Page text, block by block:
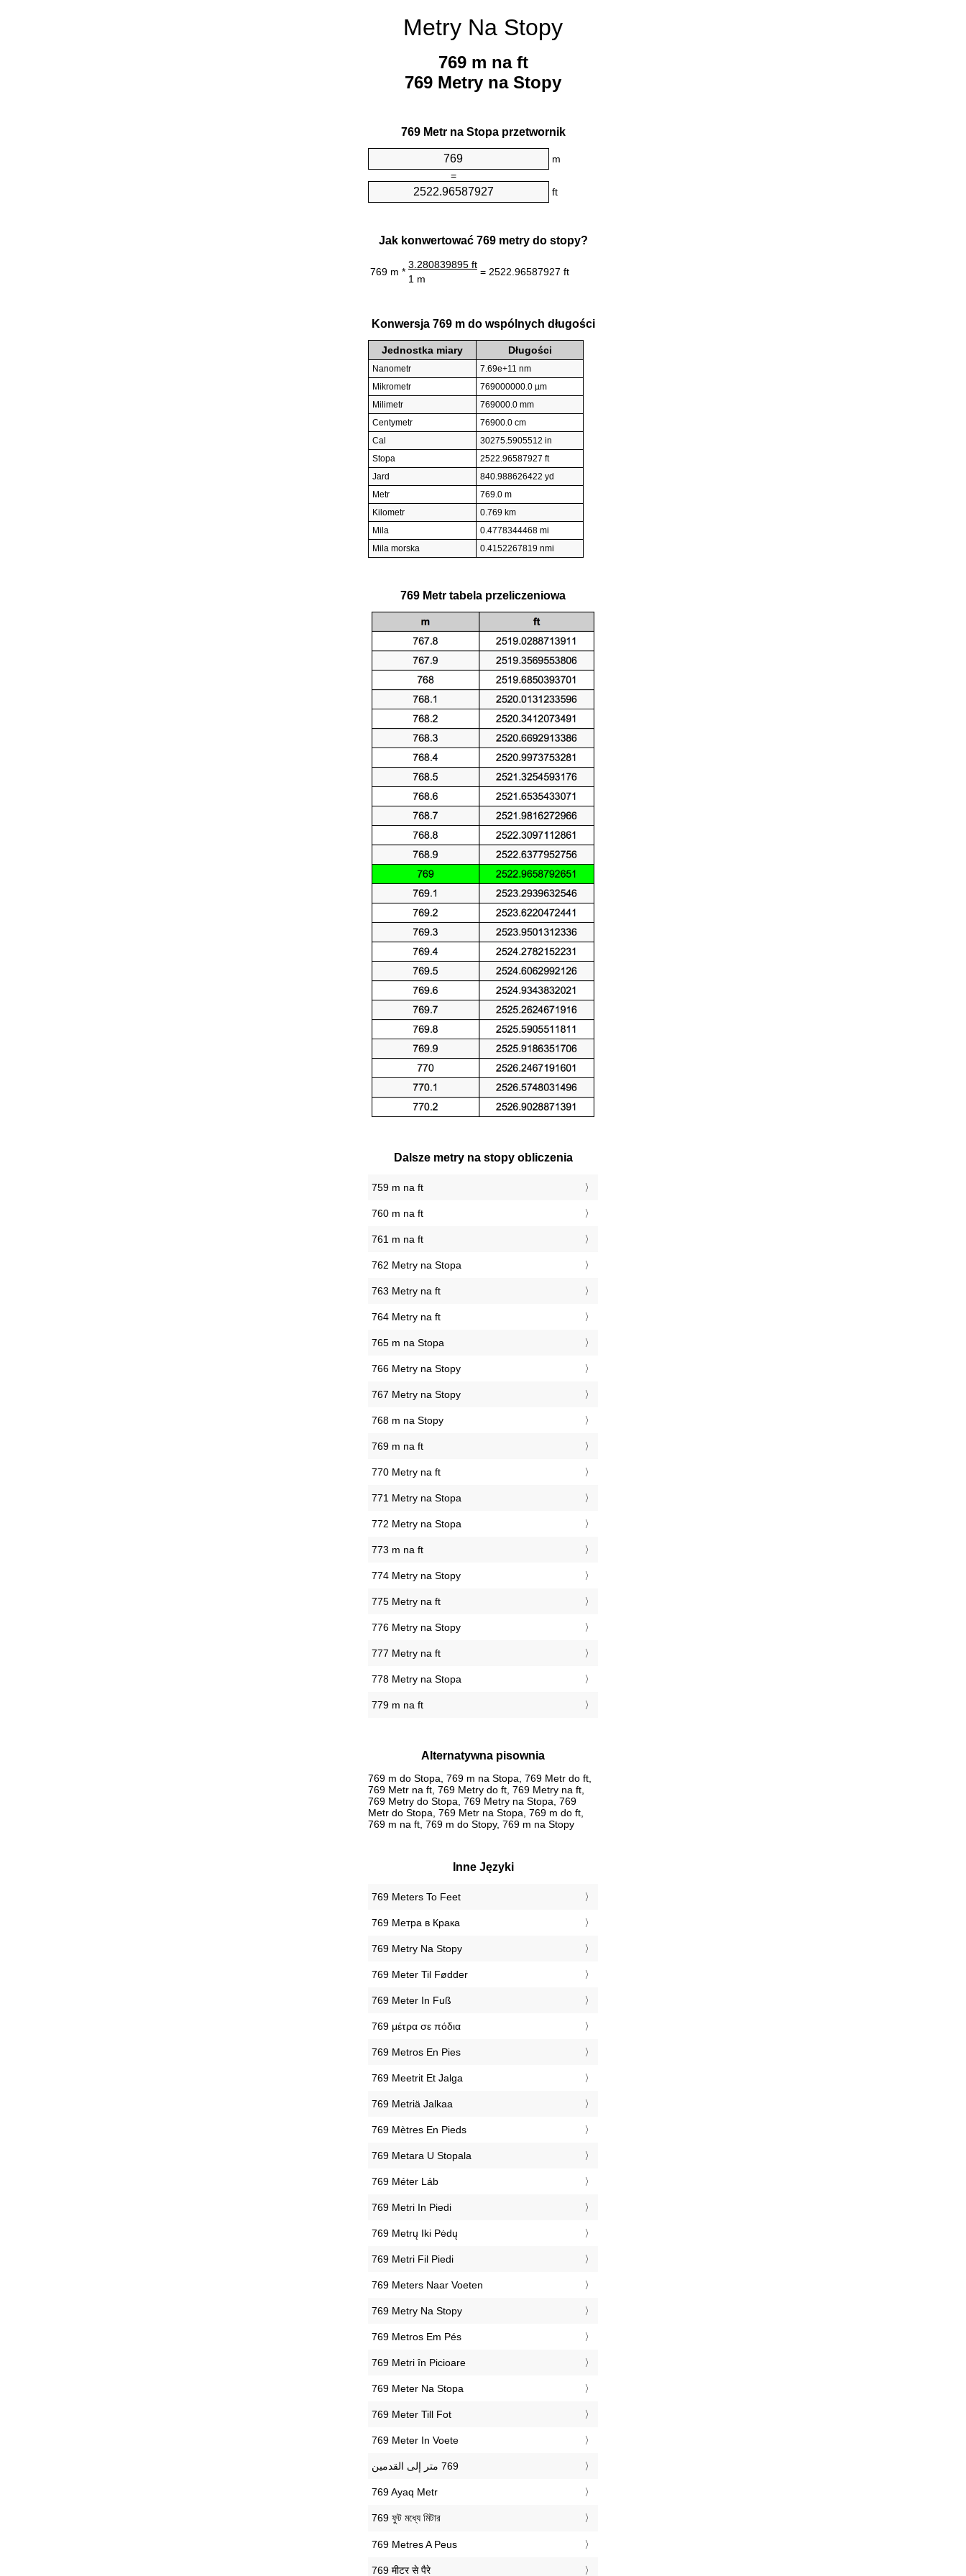
Metry Na Stopy
769 m na ft
769 Metry na Stopy
769 Metr na Stopa przetwornik
m
=
ft
Jak konwertować 769 metry do stopy?
769 m *
3.280839895 ft
= 2522.96587927 ft
1 m
Konwersja 769 m do wspólnych długości
Jednostka miary Długości
Nanometr
7.69e+11 nm
Mikrometr
769000000.0 µm
Milimetr
769000.0 mm
Centymetr
76900.0 cm
Cal
30275.5905512 in
Stopa
2522.96587927 ft
Jard
840.988626422 yd
Metr
769.0 m
Kilometr
0.769 km
Mila
0.4778344468 mi
Mila morska
0.4152267819 nmi
769 Metr tabela przeliczeniowa
Dalsze metry na stopy obliczenia
759 m na ft
760 m na ft
761 m na ft
762 Metry na Stopa
763 Metry na ft
764 Metry na ft
765 m na Stopa
766 Metry na Stopy
767 Metry na Stopy
768 m na Stopy
769 m na ft
770 Metry na ft
771 Metry na Stopa
772 Metry na Stopa
773 m na ft
774 Metry na Stopy
775 Metry na ft
776 Metry na Stopy
777 Metry na ft
778 Metry na Stopa
779 m na ft
Alternatywna pisownia
769 m do Stopa, 769 m na Stopa, 769 Metr do ft,
769 Metr na ft, 769 Metry do ft, 769 Metry na ft,
769 Metry do Stopa, 769 Metry na Stopa, 769
Metr do Stopa, 769 Metr na Stopa, 769 m do ft,
769 m na ft, 769 m do Stopy, 769 m na Stopy
Inne Języki
‎769 Meters To Feet
‎769 Метра в Крака
‎769 Metry Na Stopy
‎769 Meter Til Fødder
‎769 Meter In Fuß
‎769 μέτρα σε πόδια
‎769 Metros En Pies
‎769 Meetrit Et Jalga
‎769 Metriä Jalkaa
‎769 Mètres En Pieds
‎769 Metara U Stopala
‎769 Méter Láb
‎769 Metri In Piedi
‎769 Metrų Iki Pėdų
‎769 Metri Fil Piedi
‎769 Meters Naar Voeten
‎769 Metry Na Stopy
‎769 Metros Em Pés
‎769 Metri în Picioare
‎769 Meter Na Stopa
‎769 Meter Till Fot
‎769 Meter In Voete
‎769 Ayaq Metr
‎769 ফুট মধ্যে মিটার
‎769 Metres A Peus
‎769 मीटर से पैरे